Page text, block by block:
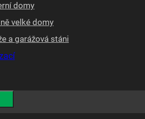
domy
velké domy
a garážová stáni